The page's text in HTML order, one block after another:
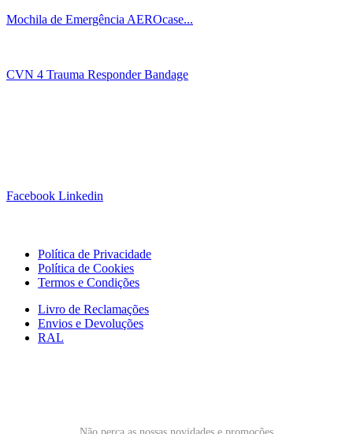
Mochila de Emergência AEROcase...
CVN 4 Trauma Responder Bandage
Facebook Linkedin
Política de Privacidade
Política de Cookies
Termos e Condições
Livro de Reclamações
Envios e Devoluções
RAL